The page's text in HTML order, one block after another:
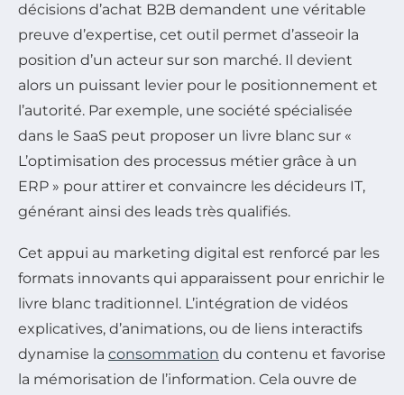
décisions d’achat B2B demandent une véritable
preuve d’expertise, cet outil permet d’asseoir la
position d’un acteur sur son marché. Il devient
alors un puissant levier pour le positionnement et
l’autorité. Par exemple, une société spécialisée
dans le SaaS peut proposer un livre blanc sur «
L’optimisation des processus métier grâce à un
ERP » pour attirer et convaincre les décideurs IT,
générant ainsi des leads très qualifiés.
Cet appui au marketing digital est renforcé par les
formats innovants qui apparaissent pour enrichir le
livre blanc traditionnel. L’intégration de vidéos
explicatives, d’animations, ou de liens interactifs
dynamise la consommation du contenu et favorise
la mémorisation de l’information. Cela ouvre de